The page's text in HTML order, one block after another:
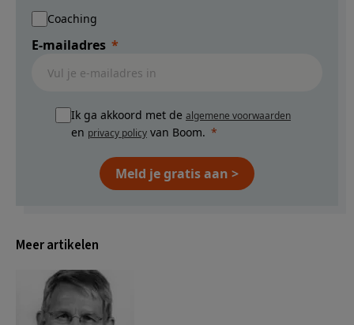
Coaching
E-mailadres
Ik ga akkoord met de algemene voorwaarden
en privacy policy van Boom.
Meld je gratis aan >
Meer artikelen